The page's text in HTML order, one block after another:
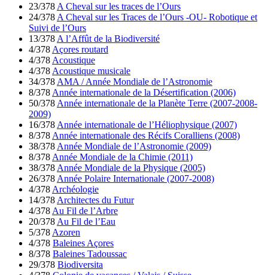
23/378 A Cheval sur les traces de l’Ours
24/378 A Cheval sur les Traces de l’Ours -OU- Robotique et
Suivi de l’Ours
13/378 A l’Affût de la Biodiversité
4/378 Açores routard
4/378 Acoustique
4/378 Acoustique musicale
34/378 AMA / Année Mondiale de l’Astronomie
8/378 Année internationale de la Désertification (2006)
50/378 Année internationale de la Planète Terre (2007-2008-
2009)
16/378 Année internationale de l’Héliophysique (2007)
8/378 Année internationale des Récifs Coralliens (2008)
38/378 Année Mondiale de l’Astronomie (2009)
8/378 Année Mondiale de la Chimie (2011)
38/378 Année Mondiale de la Physique (2005)
26/378 Année Polaire Internationale (2007-2008)
4/378 Archéologie
14/378 Architectes du Futur
4/378 Au Fil de l’Arbre
20/378 Au Fil de l’Eau
5/378 Azoren
4/378 Baleines Açores
8/378 Baleines Tadoussac
29/378 Biodiversita